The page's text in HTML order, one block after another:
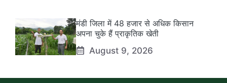
मंडी जिला में 48 हजार से अधिक किसान
अपना चुके हैं प्राकृतिक खेती
August 9, 2026